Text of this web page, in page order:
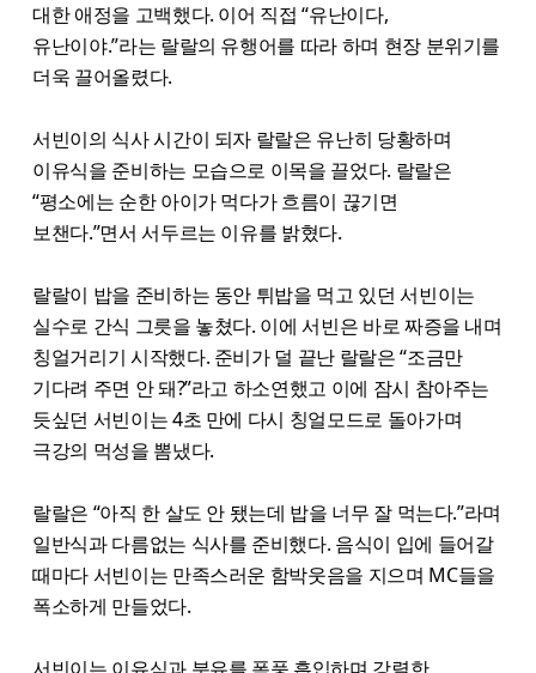
대한 애정을 고백했다. 이어 직접 “유난이다,
유난이야.”라는 랄랄의 유행어를 따라 하며 현장 분위기를
더욱 끌어올렸다.
서빈이의 식사 시간이 되자 랄랄은 유난히 당황하며
이유식을 준비하는 모습으로 이목을 끌었다. 랄랄은
“평소에는 순한 아이가 먹다가 흐름이 끊기면
보챈다.”면서 서두르는 이유를 밝혔다.
랄랄이 밥을 준비하는 동안 튀밥을 먹고 있던 서빈이는
실수로 간식 그릇을 놓쳤다. 이에 서빈은 바로 짜증을 내며
칭얼거리기 시작했다. 준비가 덜 끝난 랄랄은 “조금만
기다려 주면 안 돼?”라고 하소연했고 이에 잠시 참아주는
듯싶던 서빈이는 4초 만에 다시 칭얼모드로 돌아가며
극강의 먹성을 뽐냈다.
랄랄은 “아직 한 살도 안 됐는데 밥을 너무 잘 먹는다.”라며
일반식과 다름없는 식사를 준비했다. 음식이 입에 들어갈
때마다 서빈이는 만족스러운 함박웃음을 지으며 MC들을
폭소하게 만들었다.